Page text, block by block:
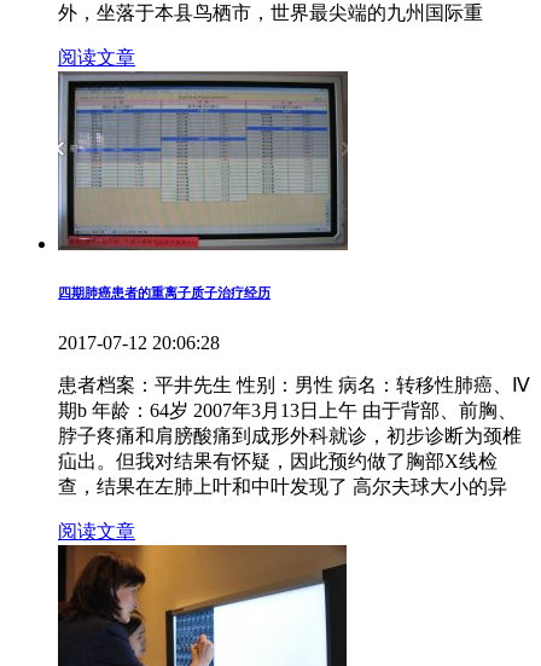
外，坐落于本县鸟栖市，世界最尖端的九州国际重
阅读文章
四期肺癌患者的重离子质子治疗经历
2017-07-12 20:06:28
患者档案：平井先生 性别：男性 病名：转移性肺癌、Ⅳ
期b 年龄：64岁 2007年3月13日上午 由于背部、前胸、
脖子疼痛和肩膀酸痛到成形外科就诊，初步诊断为颈椎
疝出。但我对结果有怀疑，因此预约做了胸部X线检
查，结果在左肺上叶和中叶发现了 高尔夫球大小的异
阅读文章